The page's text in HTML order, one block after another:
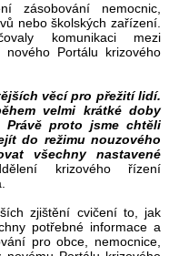
zásobování nemocnic,
nebo školských zařízení.
komunikaci mezi
Portálu krizového
věcí pro přežití lidí.
velmi krátké doby
Právě proto jsme chtěli
do režimu nouzového
všechny nastavené
krizového řízení
zjištění cvičení to, jak
potřebné informace a
pro obce, nemocnice,